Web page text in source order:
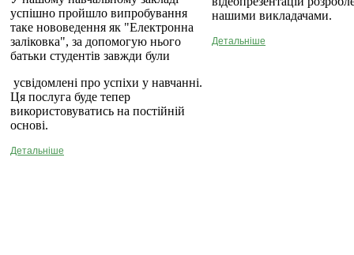
успішно пройшло випробування
таке нововедення як "Електронна
заліковка", за допомогую нього
батьки студентів завжди були
усвідомлені про успіхи у навчанні.
Ця послуга буде тепер
використовуватись на постійній
основі.
Детальніше
нашими викладачами.
Детальніше